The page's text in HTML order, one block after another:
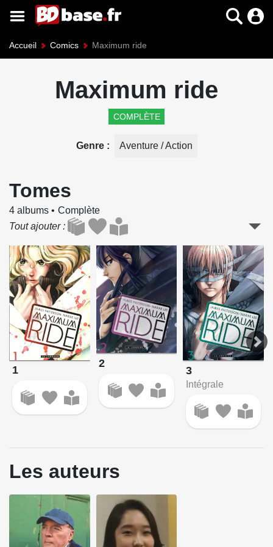
Accueil Comics Maximum ride
Maximum ride
COMPLÈTE
Genre Aventure / Action
Tomes
4 albums
Complète
Tout ajouter
1
2
3
Intégrale
Les auteurs